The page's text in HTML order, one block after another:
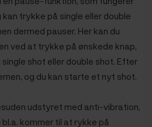
trykke på single eller double
dermed pauser. Her kan du
ved at trykke på ønskede knap,
shot eller double shot. Efter
og du kan starte et nyt shot.
udstyret med anti-vibration,
kommer til at rykke på